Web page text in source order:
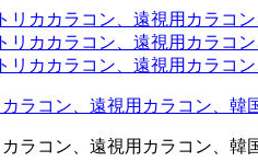
カカラコン、遠視用カラコ
カカラコン、遠視用カラコ
カカラコン、遠視用カラコ
ラコン、遠視用カラコン、
ラコン、遠視用カラコン、